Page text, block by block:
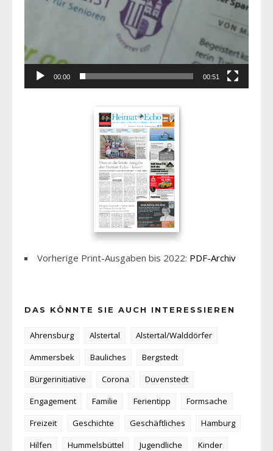
00:00 00:51
Vorherige Print-Ausgaben bis 2022: PDF-Archiv
DAS KÖNNTE SIE AUCH INTERESSIEREN
Ahrensburg Alstertal
Alstertal/Walddörfer
Ammersbek
Bauliches
Bergstedt
Bürgerinitiative
Corona
Duvenstedt
Engagement
Familie Ferientipp
Formsache
Freizeit
Geschichte Geschäftliches
Hamburg
Hilfen
Hummelsbüttel Jugendliche
Kinder